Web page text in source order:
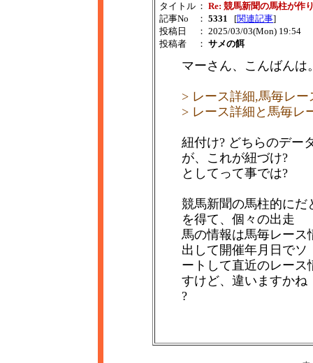
タイトル ： Re: 競馬新聞の馬柱が作
記事No
： 5331 [関連記事]
投稿日
： 2025/03/03(Mon) 19:54
投稿者
： サメの餌
マーさん、こんばんは
> レース詳細,馬毎レ
> レース詳細と馬毎レ
紐付け? どちらのデー
が、これが紐づけ?
としてって事では?
競馬新聞の馬柱的にだ
を得て、個々の出走
馬の情報は馬毎レース
出して開催年月日でソ
ートして直近のレー
すけど、違いますかね
?